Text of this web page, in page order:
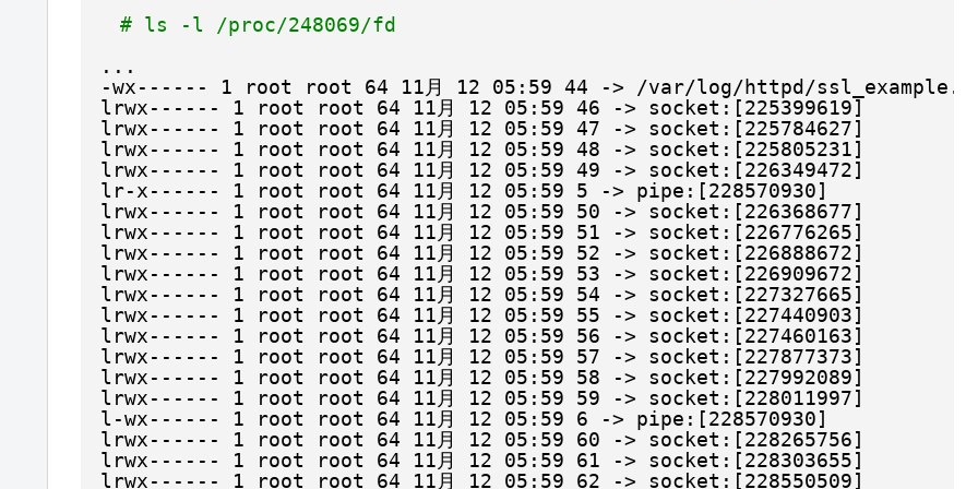
# ls -l /proc/248069/fd
...
-wx------ 1 root root 64 11月 12 05:59 44 -> /var/log/httpd/ssl_example
lrwx------ 1 root root 64 11月 12 05:59 46 -> socket:[225399619]
lrwx------ 1 root root 64 11月 12 05:59 47 -> socket:[225784627]
lrwx------ 1 root root 64 11月 12 05:59 48 -> socket:[225805231]
lrwx------ 1 root root 64 11月 12 05:59 49 -> socket:[226349472]
lr-x------ 1 root root 64 11月 12 05:59 5 -> pipe:[228570930]
lrwx------ 1 root root 64 11月 12 05:59 50 -> socket:[226368677]
lrwx------ 1 root root 64 11月 12 05:59 51 -> socket:[226776265]
lrwx------ 1 root root 64 11月 12 05:59 52 -> socket:[226888672]
lrwx------ 1 root root 64 11月 12 05:59 53 -> socket:[226909672]
lrwx------ 1 root root 64 11月 12 05:59 54 -> socket:[227327665]
lrwx------ 1 root root 64 11月 12 05:59 55 -> socket:[227440903]
lrwx------ 1 root root 64 11月 12 05:59 56 -> socket:[227460163]
lrwx------ 1 root root 64 11月 12 05:59 57 -> socket:[227877373]
lrwx------ 1 root root 64 11月 12 05:59 58 -> socket:[227992089]
lrwx------ 1 root root 64 11月 12 05:59 59 -> socket:[228011997]
l-wx------ 1 root root 64 11月 12 05:59 6 -> pipe:[228570930]
lrwx------ 1 root root 64 11月 12 05:59 60 -> socket:[228265756]
lrwx------ 1 root root 64 11月 12 05:59 61 -> socket:[228303655]
lrwx------ 1 root root 64 11月 12 05:59 62 -> socket:[228550509]